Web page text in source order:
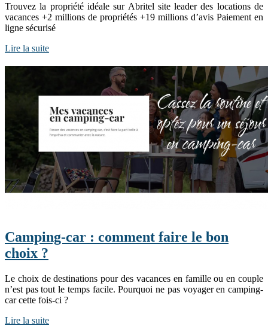
Trouvez la propriété idéale sur Abritel site leader des locations de
vacances +2 millions de propriétés +19 millions d’avis Paiement en
ligne sécurisé
Lire la suite
Camping-car : comment faire le bon
choix ?
Le choix de destinations pour des vacances en famille ou en couple
n’est pas tout le temps facile. Pourquoi ne pas voyager en camping-
car cette fois-ci ?
Lire la suite